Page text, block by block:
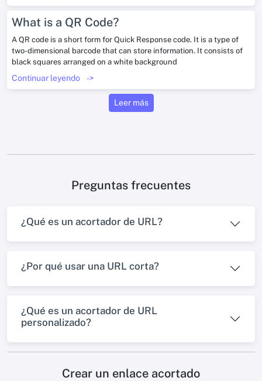
What is a QR Code?
A QR code is a short form for Quick Response code. It is a type of
two-dimensional barcode that can store information. It consists of
black squares arranged on a white background
Continuar leyendo ->
Leer más
Preguntas frecuentes
¿Qué es un acortador de URL?
¿Por qué usar una URL corta?
¿Qué es un acortador de URL
personalizado?
Crear un enlace acortado